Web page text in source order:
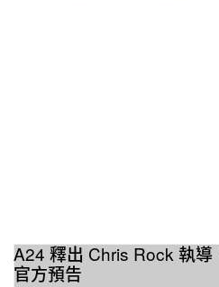
A24 釋出 Chris Rock 執
官方預告